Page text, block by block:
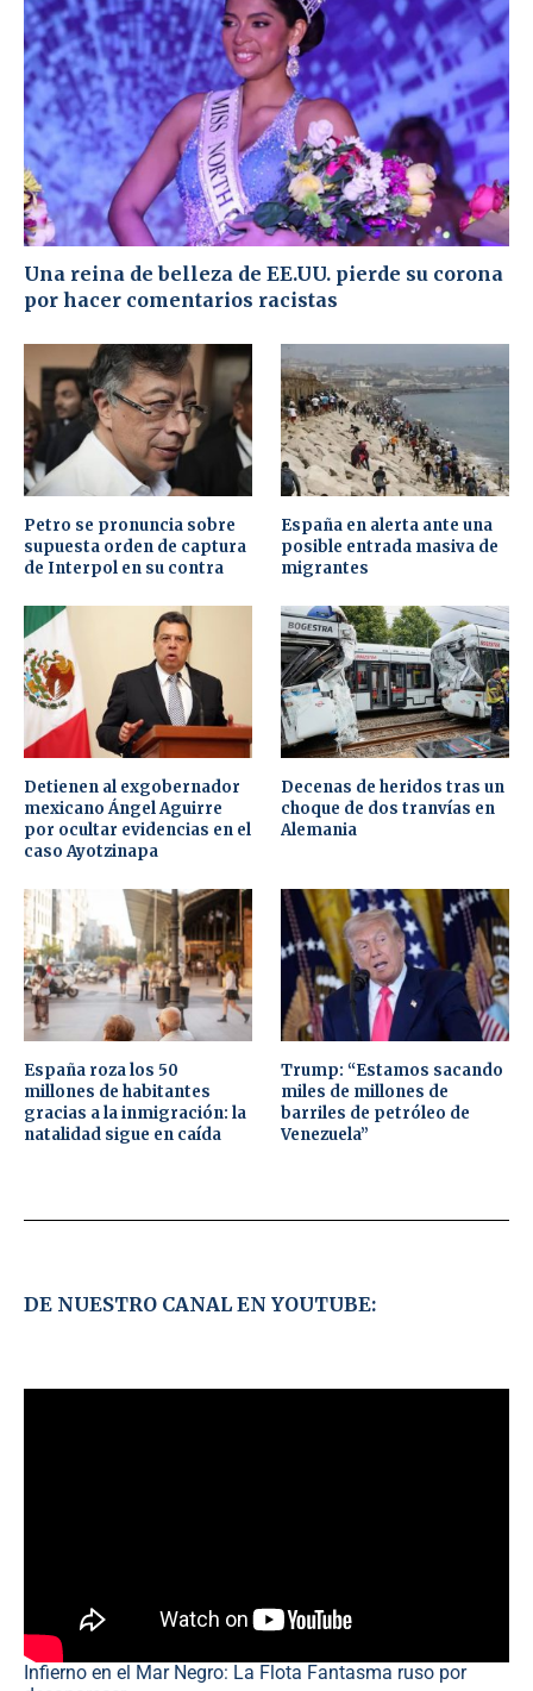
Una reina de belleza de EE.UU. pierde su corona
por hacer comentarios racistas
Petro se pronuncia sobre
supuesta orden de captura
de Interpol en su contra
España en alerta ante una
posible entrada masiva de
migrantes
Detienen al exgobernador
mexicano Ángel Aguirre
por ocultar evidencias en el
caso Ayotzinapa
Decenas de heridos tras un
choque de dos tranvías en
Alemania
España roza los 50
millones de habitantes
gracias a la inmigración: la
natalidad sigue en caída
Trump: “Estamos sacando
miles de millones de
barriles de petróleo de
Venezuela”
DE NUESTRO CANAL EN YOUTUBE:
Infierno en el Mar Negro: La Flota Fantasma ruso por